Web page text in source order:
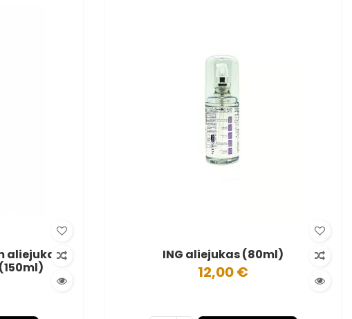
aliejukas
ING aliejukas (80ml)
12,00 €